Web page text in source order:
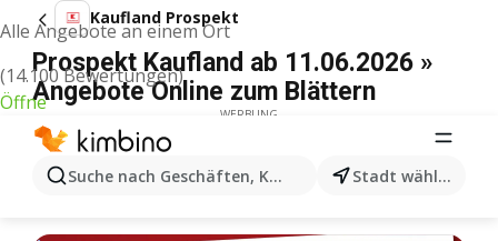
Alle Angebote an einem Ort
(14.100 Bewertungen)
Öffne
Suche nach Geschäften, Kategorien, Produkten...
Stadt wählen
Kaufland Prospekt
Prospekt Kaufland ab 11.06.2026 »
Angebote Online zum Blättern
WERBUNG